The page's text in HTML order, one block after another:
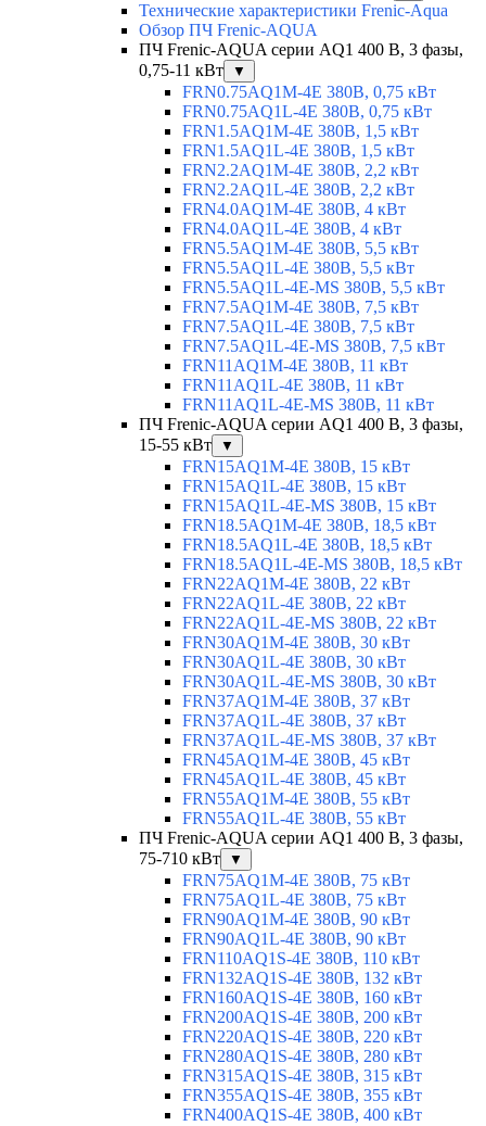
Технические характеристики Frenic-Aqua
Обзор ПЧ Frenic-AQUA
ПЧ Frenic-AQUA серии AQ1 400 В, 3 фазы,
0,75-11 кВт
▼
FRN0.75AQ1M-4E 380В, 0,75 кВт
FRN0.75AQ1L-4E 380В, 0,75 кВт
FRN1.5AQ1M-4E 380В, 1,5 кВт
FRN1.5AQ1L-4E 380В, 1,5 кВт
FRN2.2AQ1M-4E 380В, 2,2 кВт
FRN2.2AQ1L-4E 380В, 2,2 кВт
FRN4.0AQ1M-4E 380В, 4 кВт
FRN4.0AQ1L-4E 380В, 4 кВт
FRN5.5AQ1M-4E 380В, 5,5 кВт
FRN5.5AQ1L-4E 380В, 5,5 кВт
FRN5.5AQ1L-4E-MS 380В, 5,5 кВт
FRN7.5AQ1M-4E 380В, 7,5 кВт
FRN7.5AQ1L-4E 380В, 7,5 кВт
FRN7.5AQ1L-4E-MS 380В, 7,5 кВт
FRN11AQ1M-4E 380В, 11 кВт
FRN11AQ1L-4E 380В, 11 кВт
FRN11AQ1L-4E-MS 380В, 11 кВт
ПЧ Frenic-AQUA серии AQ1 400 В, 3 фазы,
15-55 кВт
▼
FRN15AQ1M-4E 380В, 15 кВт
FRN15AQ1L-4E 380В, 15 кВт
FRN15AQ1L-4E-MS 380В, 15 кВт
FRN18.5AQ1M-4E 380В, 18,5 кВт
FRN18.5AQ1L-4E 380В, 18,5 кВт
FRN18.5AQ1L-4E-MS 380В, 18,5 кВт
FRN22AQ1M-4E 380В, 22 кВт
FRN22AQ1L-4E 380В, 22 кВт
FRN22AQ1L-4E-MS 380В, 22 кВт
FRN30AQ1M-4E 380В, 30 кВт
FRN30AQ1L-4E 380В, 30 кВт
FRN30AQ1L-4E-MS 380В, 30 кВт
FRN37AQ1M-4E 380В, 37 кВт
FRN37AQ1L-4E 380В, 37 кВт
FRN37AQ1L-4E-MS 380В, 37 кВт
FRN45AQ1M-4E 380В, 45 кВт
FRN45AQ1L-4E 380В, 45 кВт
FRN55AQ1M-4E 380В, 55 кВт
FRN55AQ1L-4E 380В, 55 кВт
ПЧ Frenic-AQUA серии AQ1 400 В, 3 фазы,
75-710 кВт
▼
FRN75AQ1M-4E 380В, 75 кВт
FRN75AQ1L-4E 380В, 75 кВт
FRN90AQ1M-4E 380В, 90 кВт
FRN90AQ1L-4E 380В, 90 кВт
FRN110AQ1S-4E 380В, 110 кВт
FRN132AQ1S-4E 380В, 132 кВт
FRN160AQ1S-4E 380В, 160 кВт
FRN200AQ1S-4E 380В, 200 кВт
FRN220AQ1S-4E 380В, 220 кВт
FRN280AQ1S-4E 380В, 280 кВт
FRN315AQ1S-4E 380В, 315 кВт
FRN355AQ1S-4E 380В, 355 кВт
FRN400AQ1S-4E 380В, 400 кВт